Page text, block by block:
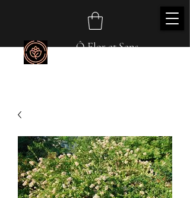
Ô Flor et Sens